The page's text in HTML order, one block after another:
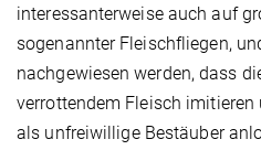
interessanterweise auch auf
sogenannter Fleischfliegen,
nachgewiesen werden, dass
verrottendem Fleisch
als unfreiwillige Bestäuber